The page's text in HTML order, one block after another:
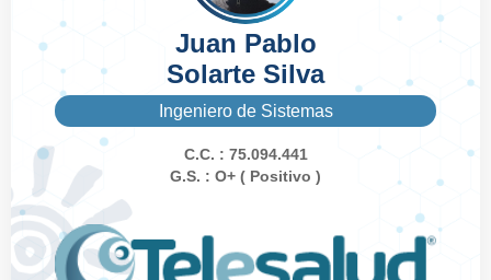
Juan Pablo
Solarte Silva
Ingeniero de Sistemas
C.C. : 75.094.441
G.S. : O+ ( Positivo )